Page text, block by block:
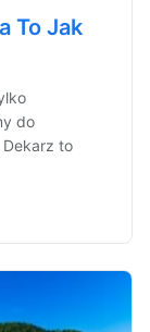
To Jak
do
to